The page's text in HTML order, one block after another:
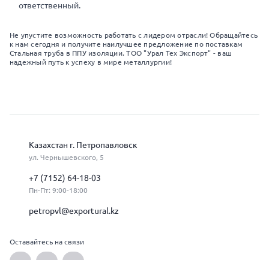
ответственный.
Не упустите возможность работать с лидером отрасли! Обращайтесь
к нам сегодня и получите наилучшее предложение по поставкам
Стальная труба в ППУ изоляции. ТОО "Урал Тех Экспорт" - ваш
надежный путь к успеху в мире металлургии!
Казахстан г. Петропавловск
ул. Чернышевского, 5
+7 (7152) 64-18-03
Пн-Пт: 9:00-18:00
petropvl@exportural.kz
Оставайтесь на связи